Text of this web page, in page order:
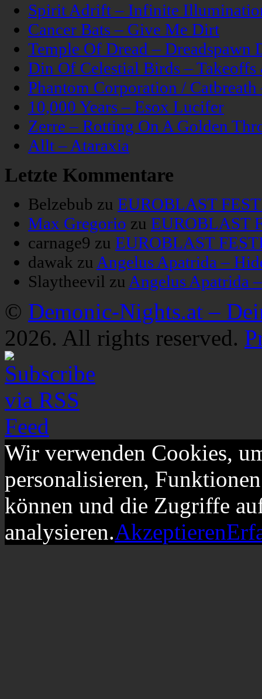
Spirit Adrift – Infinite
Cancer Bats – Give Me Dirt
Temple Of Dread – Dreadspawn
Din Of Celestial Birds –
Phantom Corporation /
10,000 Years – Esox Lucifer
Zerre – Rotting On A Golden
Allt – Ataraxia
Letzte Kommentare
Belzebub zu EUROBLAST
Max Gregorio zu EUROBLAST
carnage9 zu EUROBLAST
dawak zu Angelus Apatrida –
Slaytheevil zu Angelus Apatrida
© Demonic-Nights.at –
2026. All rights reserved.
Wir verwenden Cookies,
personalisieren,
können und die Zugriffe
analysieren.Akzeptieren